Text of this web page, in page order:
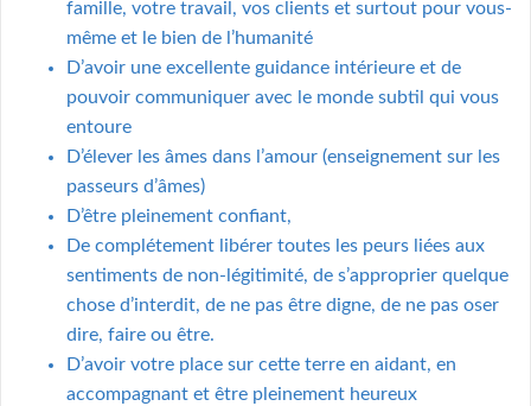
famille, votre travail, vos clients et surtout pour vous-
même et le bien de l’humanité
D’avoir une excellente guidance intérieure et de
pouvoir communiquer avec le monde subtil qui vous
entoure
D’élever les âmes dans l’amour (enseignement sur les
passeurs d’âmes)
D’être pleinement confiant,
De complétement libérer toutes les peurs liées aux
sentiments de non-légitimité, de s’approprier quelque
chose d’interdit, de ne pas être digne, de ne pas oser
dire, faire ou être.
D’avoir votre place sur cette terre en aidant, en
accompagnant et être pleinement heureux